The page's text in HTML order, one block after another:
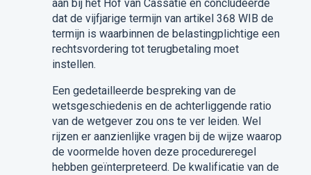
aan bij het Hof van Cassatie en concludeerde
dat de vijfjarige termijn van artikel 368 WIB de
termijn is waarbinnen de belastingplichtige een
rechtsvordering tot terugbetaling moet
instellen.
Een gedetailleerde bespreking van de
wetsgeschiedenis en de achterliggende ratio
van de wetgever zou ons te ver leiden. Wel
rijzen er aanzienlijke vragen bij de wijze waarop
de voormelde hoven deze procedureregel
hebben geïnterpreteerd. De kwalificatie van de